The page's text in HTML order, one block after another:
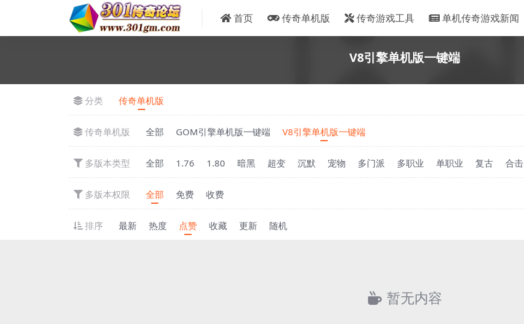
首页 传奇单机版 传奇游戏工具 单机传奇游戏新闻
V8引擎单机版一键端
分类 传奇单机版
传奇单机版 全部 GOM引擎单机版一键端 V8引擎单机版一键端
多版本类型 全部 1.76 1.80 暗黑 超变 沉默 宠物 多门派 多职业 单职业 复古 合击
多版本权限 全部 免费 收费
排序 最新 热度 点赞 收藏 更新 随机
暂无内容